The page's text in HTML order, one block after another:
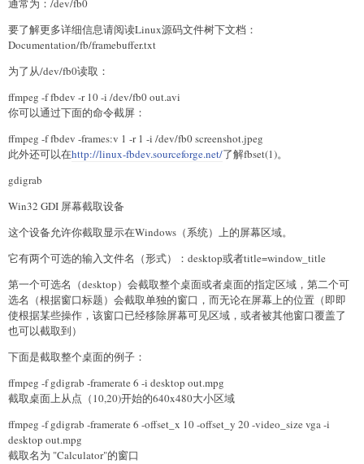
通常为：/dev/fb0
要了解更多详细信息请阅读Linux源码文件树下文档：
Documentation/fb/framebuffer.txt
为了从/dev/fb0读取：
ffmpeg -f fbdev -r 10 -i /dev/fb0 out.avi
你可以通过下面的命令截屏：
ffmpeg -f fbdev -frames:v 1 -r 1 -i /dev/fb0 screenshot.jpeg
此外还可以在http://linux-fbdev.sourceforge.net/了解fbset(1)。
gdigrab
Win32 GDI 屏幕截取设备
这个设备允许你截取显示在Windows（系统）上的屏幕区域。
它有两个可选的输入文件名（形式）：desktop或者title=window_title
第一个可选名（desktop）会截取整个桌面或者桌面的指定区域，第二个可
选名（根据窗口标题）会截取单独的窗口，而无论在屏幕上的位置（即即
使根据某些操作，该窗口已经移除屏幕可见区域，或者被其他窗口覆盖了
也可以截取到）
下面是截取整个桌面的例子：
ffmpeg -f gdigrab -framerate 6 -i desktop out.mpg
截取桌面上从点（10,20)开始的640x480大小区域
ffmpeg -f gdigrab -framerate 6 -offset_x 10 -offset_y 20 -video_size vga -i
desktop out.mpg
截取名为 "Calculator"的窗口